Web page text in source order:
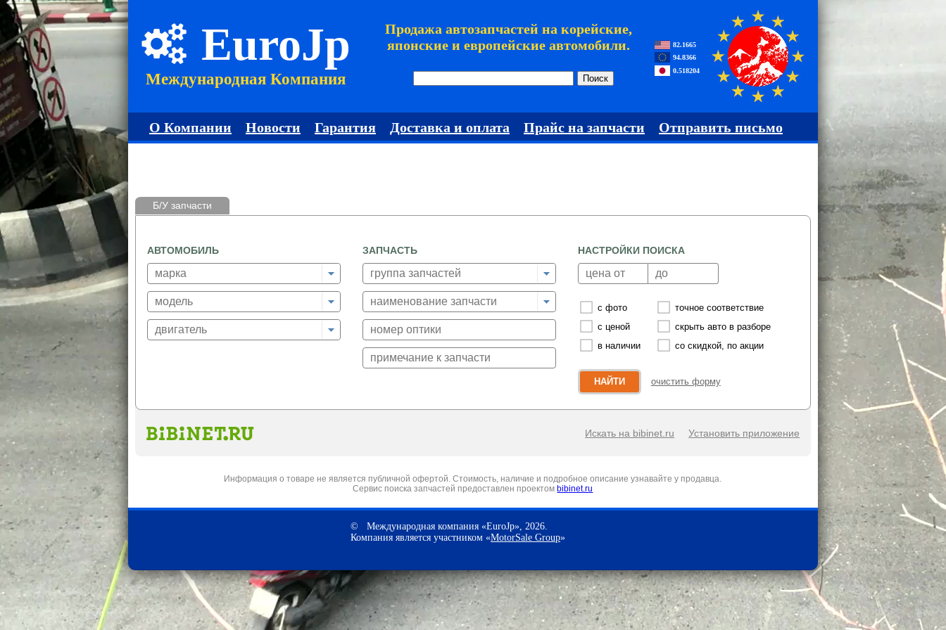
EuroJp
Международная Компания
Продажа автозапчастей на корейские,
японские и европейские автомобили.
82.1665
94.8366
0.518204
О Компании Новости Гарантия Доставка и оплата Прайс на запчасти Отправить письмо
Б/У запчасти
АВТОМОБИЛЬ ЗАПЧАСТЬ НАСТРОЙКИ ПОИСКА
с фото
точное соответствие
с ценой
скрыть авто в разборе
в наличии
со скидкой, по акции
НАЙТИ очистить форму
Искать на bibinet.ru Установить приложение
Информация о товаре не является публичной офертой. Стоимость, наличие и подробное описание узнавайте у продавца.
Сервис поиска запчастей предоставлен проектом bibinet.ru
© Международная компания «EuroJp», 2026.
Компания является участником «MotorSale Group»